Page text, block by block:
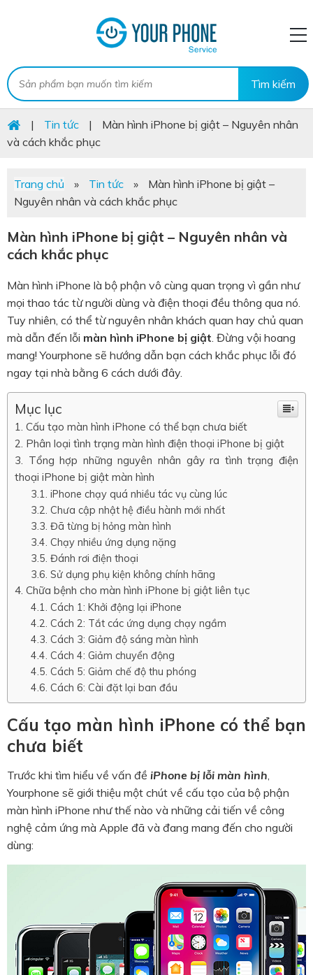
| Tin tức |
Màn hình iPhone bị giật – Nguyên nhân
và cách khắc phục
Trang chủ » Tin tức »
Màn hình iPhone bị giật –
Nguyên nhân và cách khắc phục
Màn hình iPhone bị giật – Nguyên nhân và
cách khắc phục
Màn hình iPhone là bộ phận vô cùng quan trọng vì gần như
mọi thao tác từ người dùng và điện thoại đều thông qua nó.
Tuy nhiên, có thể từ nguyên nhân khách quan hay chủ quan
mà dẫn đến lỗi màn hình iPhone bị giật. Đừng vội hoang
mang! Yourphone sẽ hướng dẫn bạn cách khắc phục lỗi đó
ngay tại nhà bằng 6 cách dưới đây.
Mục lục
Cấu tạo màn hình iPhone có thể bạn chưa biết
Phân loại tình trạng màn hình điện thoại iPhone bị giật
Tổng hợp những nguyên nhân gây ra tình trạng điện
thoại iPhone bị giật màn hình
iPhone chạy quá nhiều tác vụ cùng lúc
Chưa cập nhật hệ điều hành mới nhất
Đã từng bị hỏng màn hình
Chạy nhiều ứng dụng nặng
Đánh rơi điện thoại
Sử dụng phụ kiện không chính hãng
Chữa bệnh cho màn hình iPhone bị giật liên tục
Cách 1: Khởi động lại iPhone
Cách 2: Tắt các ứng dụng chạy ngầm
Cách 3: Giảm độ sáng màn hình
Cách 4: Giảm chuyển động
Cách 5: Giảm chế độ thu phóng
Cách 6: Cài đặt lại ban đầu
Cấu tạo màn hình iPhone có thể bạn
chưa biết
Trước khi tìm hiểu về vấn đề iPhone bị lỗi màn hình,
Yourphone sẽ giới thiệu một chút về cấu tạo của bộ phận
màn hình iPhone như thế nào và những cải tiến về công
nghệ cảm ứng mà Apple đã và đang mang đến cho người
dùng: